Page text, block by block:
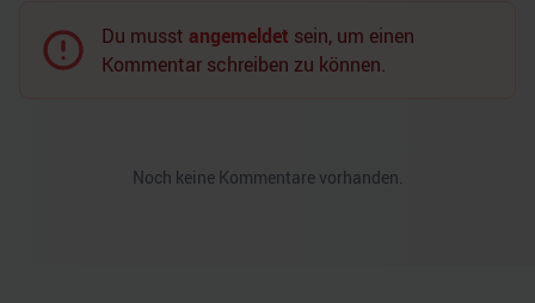
Du musst angemeldet sein, um einen
Kommentar schreiben zu können.
Noch keine Kommentare vorhanden.